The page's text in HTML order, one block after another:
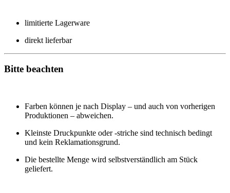
limitierte Lagerware
direkt lieferbar
Bitte beachten
Farben können je nach Display – und auch von vorherigen
Produktionen – abweichen.
Kleinste Druckpunkte oder -striche sind technisch bedingt
und kein Reklamationsgrund.
Die bestellte Menge wird selbstverständlich am Stück
geliefert.